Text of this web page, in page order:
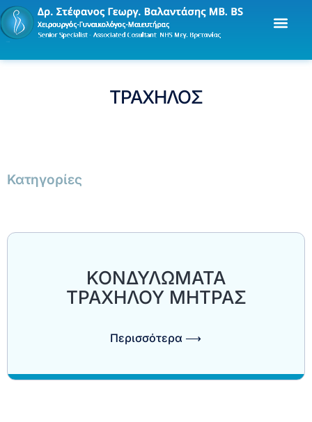
ΤΡΑΧΗΛΟΣ
Κατηγορίες
ΚΟΝΔΥΛΩΜΑΤΑ
ΤΡΑΧΗΛΟΥ ΜΗΤΡΑΣ
Περισσότερα ⟶